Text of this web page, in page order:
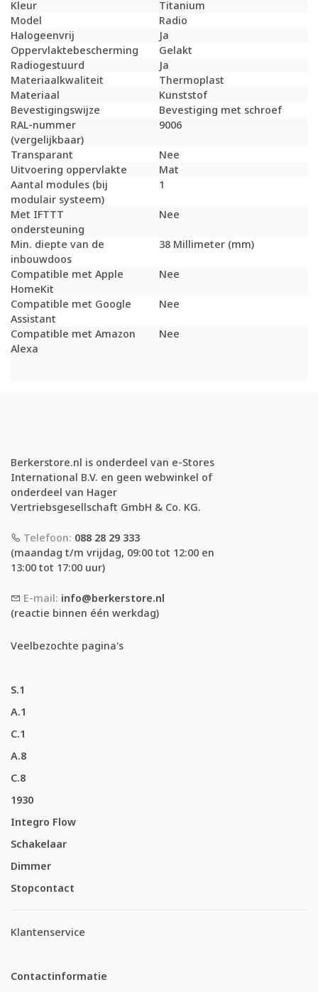
Kleur
Titanium
Model
Radio
Halogeenvrij
Ja
Oppervlaktebescherming
Gelakt
Radiogestuurd
Ja
Materiaalkwaliteit
Thermoplast
Materiaal
Kunststof
Bevestigingswijze
Bevestiging met schroef
RAL-nummer
(vergelijkbaar)
9006
Transparant
Nee
Uitvoering oppervlakte
Mat
Aantal modules (bij
modulair systeem)
1
Met IFTTT
ondersteuning
Nee
Min. diepte van de
inbouwdoos
38 Millimeter (mm)
Compatible met Apple
HomeKit
Nee
Compatible met Google
Assistant
Nee
Compatible met Amazon
Alexa
Nee
Berkerstore.nl is onderdeel van e-Stores
International B.V. en geen webwinkel of
onderdeel van Hager
Vertriebsgesellschaft GmbH & Co. KG.
Telefoon: 088 28 29 333
(maandag t/m vrijdag, 09:00 tot 12:00 en
13:00 tot 17:00 uur)
E-mail: info@berkerstore.nl
(reactie binnen één werkdag)
Veelbezochte pagina's
S.1
A.1
C.1
A.8
C.8
1930
Integro Flow
Schakelaar
Dimmer
Stopcontact
Klantenservice
Contactinformatie